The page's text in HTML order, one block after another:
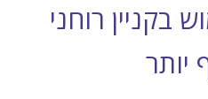
רוחני